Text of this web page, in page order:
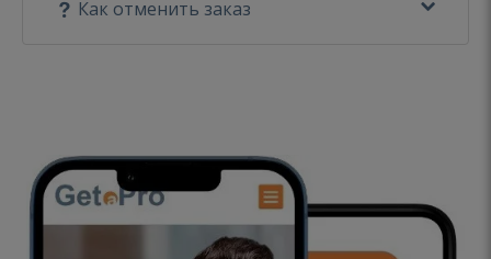
Как отменить заказ